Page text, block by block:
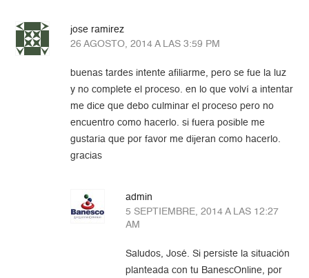
jose ramirez
26 AGOSTO, 2014 A LAS 3:59 PM
buenas tardes intente afiliarme, pero se fue la luz
y no complete el proceso. en lo que volví a intentar
me dice que debo culminar el proceso pero no
encuentro como hacerlo. si fuera posible me
gustaria que por favor me dijeran como hacerlo.
gracias
admin
5 SEPTIEMBRE, 2014 A LAS 12:27
AM
Saludos, José. Si persiste la situación
planteada con tu BanescOnline, por